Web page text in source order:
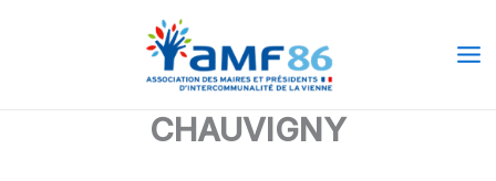
CHAUVIGNY